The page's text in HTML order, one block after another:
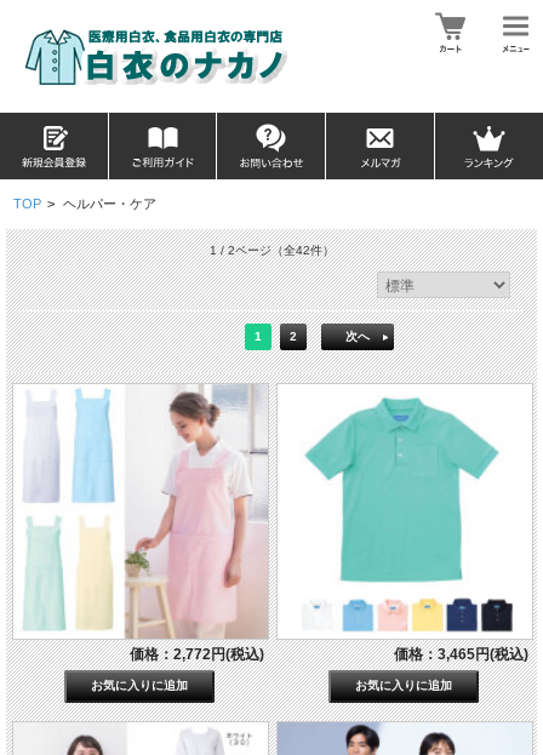
TOP > ヘルパー・ケア
1 / 2ページ（全42件）
1 2 次へ
価格：2,772円(税込) 価格：3,465円(税込)